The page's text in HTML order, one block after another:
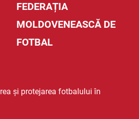
FEDERAȚIA
MOLDOVENEASCĂ DE
FOTBAL
și protejarea fotbalului în